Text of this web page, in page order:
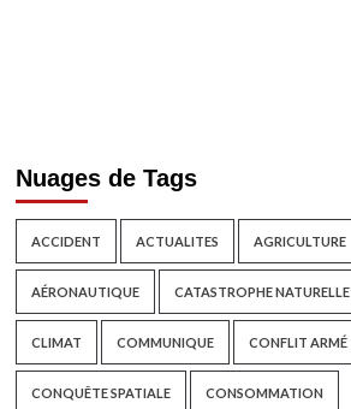
Nuages de Tags
ACCIDENT ACTUALITES AGRICULTURE
AÉRONAUTIQUE CATASTROPHE NATURELLE
CLIMAT COMMUNIQUE CONFLIT ARMÉ
CONQUÊTE SPATIALE CONSOMMATION